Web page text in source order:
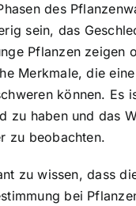
des
sein, das
Pflanzen zeigen
Merkmale, die
können. Es
zu haben und das
zu beobachten.
zu wissen, dass
bei